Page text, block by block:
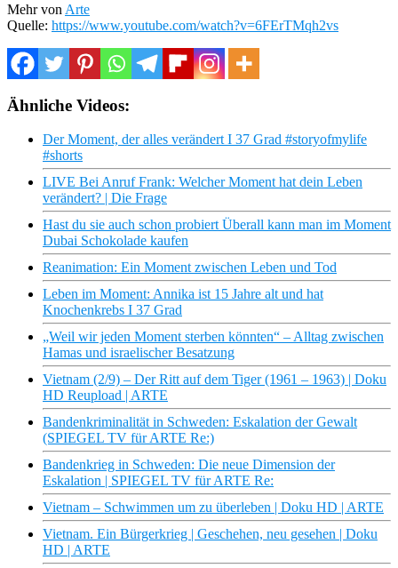
Mehr von Arte
Quelle: https://www.youtube.com/watch?v=6FErTMqh2vs
Ähnliche Videos:
Der Moment, der alles verändert I 37 Grad #storyofmylife
#shorts
LIVE Bei Anruf Frank: Welcher Moment hat dein Leben
verändert? | Die Frage
Hast du sie auch schon probiert Überall kann man im Moment
Dubai Schokolade kaufen
Reanimation: Ein Moment zwischen Leben und Tod
Leben im Moment: Annika ist 15 Jahre alt und hat
Knochenkrebs I 37 Grad
„Weil wir jeden Moment sterben könnten“ – Alltag zwischen
Hamas und israelischer Besatzung
Vietnam (2/9) – Der Ritt auf dem Tiger (1961 – 1963) | Doku
HD Reupload | ARTE
Bandenkriminalität in Schweden: Eskalation der Gewalt
(SPIEGEL TV für ARTE Re:)
Bandenkrieg in Schweden: Die neue Dimension der
Eskalation | SPIEGEL TV für ARTE Re:
Vietnam – Schwimmen um zu überleben | Doku HD | ARTE
Vietnam. Ein Bürgerkrieg | Geschehen, neu gesehen | Doku
HD | ARTE